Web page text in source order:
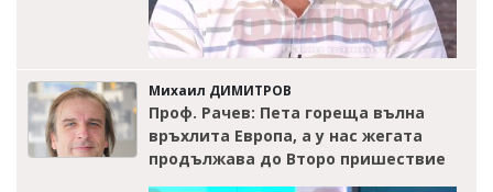
Михаил ДИМИТРОВ
Проф. Рачев: Пета гореща вълна
връхлита Европа, а у нас жегата
продължава до Второ пришествие